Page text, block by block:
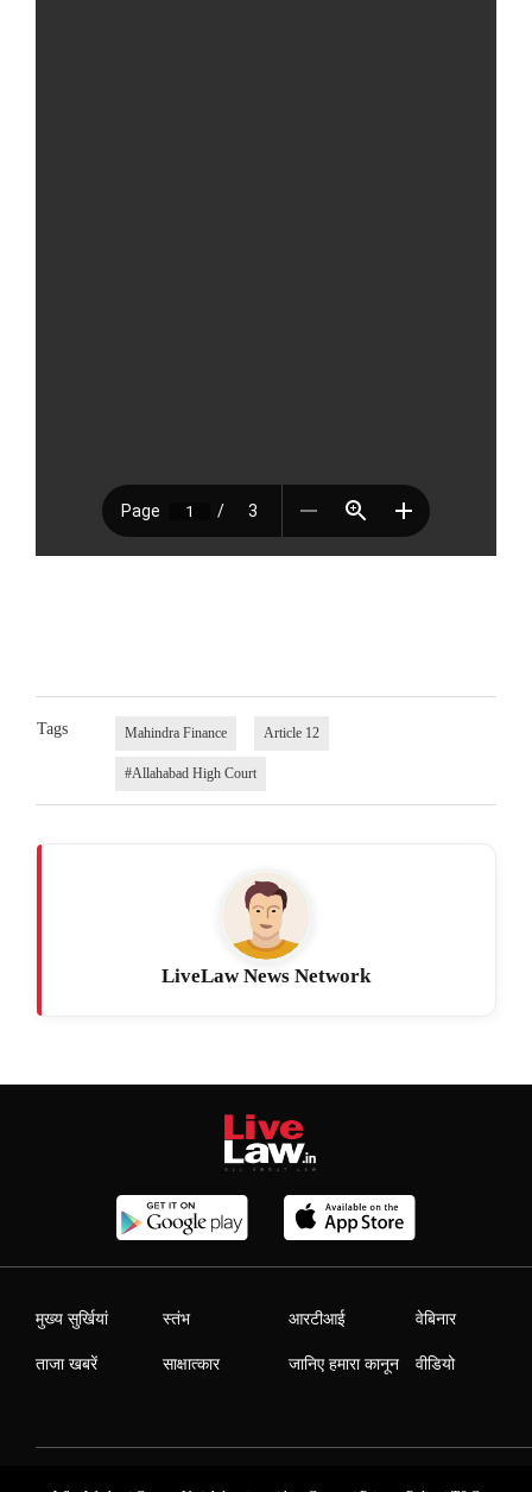
Tags Mahindra Finance Article 12
#Allahabad High Court
LiveLaw News Network
मुख्य सुर्खियां
ताजा खबरें
स्तंभ
साक्षात्कार
आरटीआई
जानिए हमारा कानून
वेबिनार
वीडियो